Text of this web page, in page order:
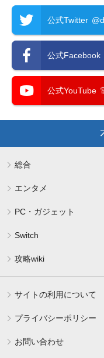
公式Twitter
公式Facebook
公式YouTube
総合
エンタメ
PC・ガジェット
Switch
攻略wiki
サイトの利用について
プライバシーポリシー
お問い合わせ